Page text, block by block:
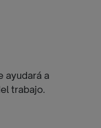
ayudará a
trabajo.